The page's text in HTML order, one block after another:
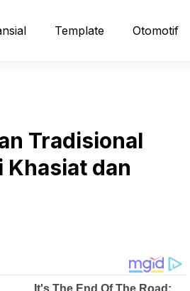
Template Otomotif
Tradisional
Khasiat dan